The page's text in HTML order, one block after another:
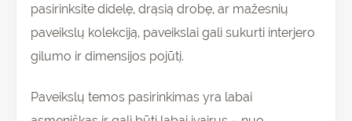
pasirinksite didelę, drąsią drobę, ar mažesnių
paveikslų kolekciją, paveikslai gali sukurti interjero
gilumo ir dimensijos pojūtį.
Paveikslų temos pasirinkimas yra labai